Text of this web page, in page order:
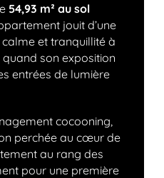
54,93 m² au sol
jouit d’une
et tranquillité à
son exposition
entrées de lumière
cocooning,
perchée au cœur de
au rang des
pour une première